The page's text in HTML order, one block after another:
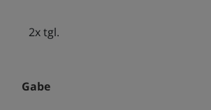
2x tgl.
Gabe